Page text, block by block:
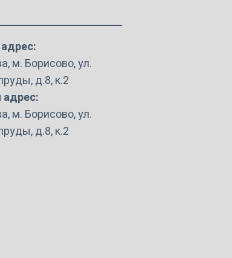
м. Борисово, ул.
д.8, к.2
адрес:
м. Борисово, ул.
д.8, к.2